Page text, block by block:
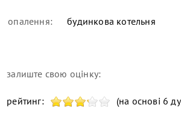
опалення: будинкова котельня
залиште свою оцінку:
рейтинг: (на основі 6